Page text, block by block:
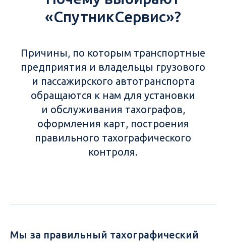
«СпутникСервис»?
Причины, по которым транспортные
предприятия и владельцы грузового
и пассажирского автотранспорта
обращаются к нам для установки
и обслуживания тахографов,
оформления карт, построения
правильного тахографического
контроля.
Мы за правильный тахографический